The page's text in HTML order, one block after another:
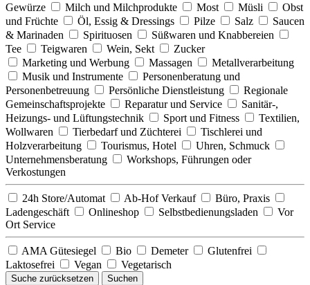
Gewürze
Milch und Milchprodukte Most Müsli
Obst
und Früchte
Öl, Essig & Dressings Pilze Salz
Saucen
& Marinaden
Spirituosen
Süßwaren und Knabbereien
Tee
Teigwaren Wein, Sekt
Zucker
Marketing und Werbung
Massagen
Metallverarbeitung
Musik und Instrumente
Personenberatung und
Personenbetreuung
Persönliche Dienstleistung
Regionale
Gemeinschaftsprojekte
Reparatur und Service
Sanitär-,
Heizungs- und Lüftungstechnik
Sport und Fitness
Textilien,
Wollwaren
Tierbedarf und Züchterei
Tischlerei und
Holzverarbeitung
Tourismus, Hotel
Uhren, Schmuck
Unternehmensberatung
Workshops, Führungen oder
Verkostungen
24h Store/Automat Ab-Hof Verkauf
Büro, Praxis
Ladengeschäft
Onlineshop Selbstbedienungsladen
Vor
Ort Service
AMA Gütesiegel Bio Demeter
Glutenfrei
Laktosefrei
Vegan Vegetarisch
Suche zurücksetzen Suchen